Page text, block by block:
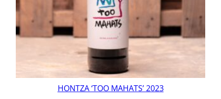
HONTZA ‘TOO MAHATS’ 2023